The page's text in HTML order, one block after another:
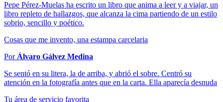
Pepe Pérez-Muelas ha escrito un libro que anima a leer y a viajar, un
libro repleto de hallazgos, que alcanza la cima partiendo de un estilo
sobrio, sencillo y poético.
Cosas que me invento, una estampa carcelaria
Por Álvaro Gálvez Medina
Se sentó en su litera, la de arriba, y abrió el sobre. Centró su
atención en la fotografía antes que en la carta. Ella aparecía desnuda
Tu área de servicio favorita